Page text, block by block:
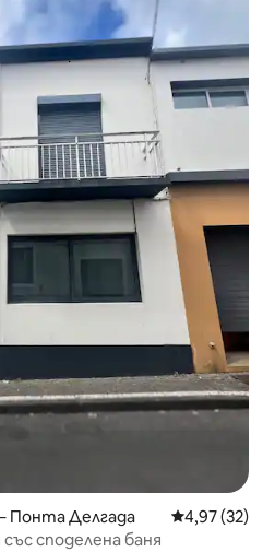
Понта Делгада Средна
4,97 (32)
споделена баня